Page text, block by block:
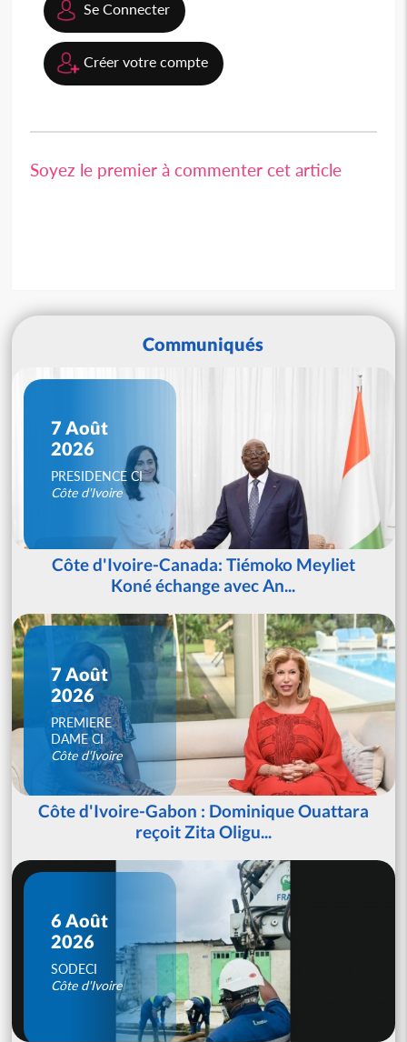
Se Connecter
Créer votre compte
Soyez le premier à commenter cet article
Communiqués
7 Août
2026
PRESIDENCE CI
Côte d'Ivoire
Côte d'Ivoire-Canada: Tiémoko Meyliet
Koné échange avec An...
7 Août
2026
PREMIERE
DAME CI
Côte d'Ivoire
Côte d'Ivoire-Gabon : Dominique Ouattara
reçoit Zita Oligu...
6 Août
2026
SODECI
Côte d'Ivoire